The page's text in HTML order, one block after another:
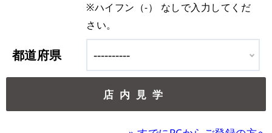
※ハイフン（-） なしで入力してくだ
さい。
都道府県